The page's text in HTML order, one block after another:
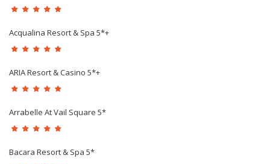
Acqualina Resort & Spa 5*+
ARIA Resort & Casino 5*+
Arrabelle At Vail Square 5*
Bacara Resort & Spa 5*